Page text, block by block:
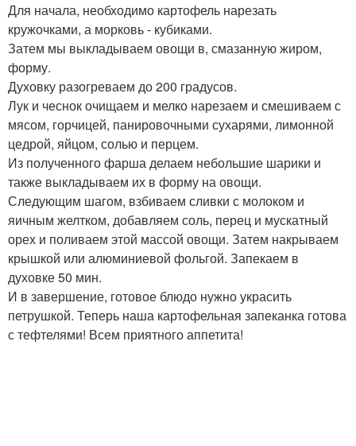
Для начала, необходимо картофель нарезать
кружочками, а морковь - кубиками.
Затем мы выкладываем овощи в, смазанную жиром,
форму.
Духовку разогреваем до 200 градусов.
Лук и чеснок очищаем и мелко нарезаем и смешиваем с
мясом, горчицей, панировочными сухарями, лимонной
цедрой, яйцом, солью и перцем.
Из полученного фарша делаем небольшие шарики и
также выкладываем их в форму на овощи.
Следующим шагом, взбиваем сливки с молоком и
яичным желтком, добавляем соль, перец и мускатный
орех и поливаем этой массой овощи. Затем накрываем
крышкой или алюминиевой фольгой. Запекаем в
духовке 50 мин.
И в завершение, готовое блюдо нужно украсить
петрушкой. Теперь наша картофельная запеканка готова
с тефтелями! Всем приятного аппетита!